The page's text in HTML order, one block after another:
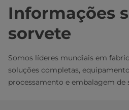
Informações
sorvete
Somos líderes mundiais em
soluções completas,
processamento e embalagem de